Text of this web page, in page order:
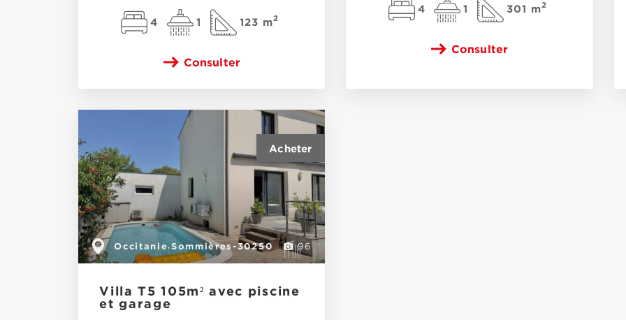
4 1 123 m2
Consulter
4 1 301 m2
Consulter
96
Occitanie,Sommières-30250
Villa T5 105m² avec piscine
et garage